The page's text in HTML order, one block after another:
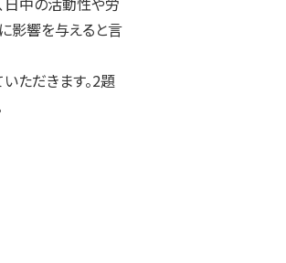
影響を与えると言
ただきます。2題